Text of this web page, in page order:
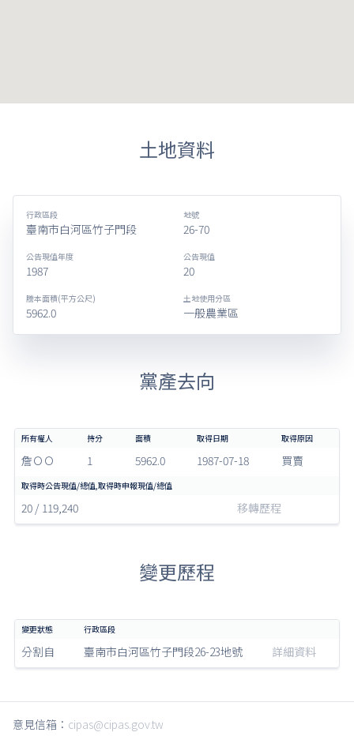
土地資料
行政區段
臺南市白河區竹子門段
地號
26-70
公告現值年度
1987
公告現值
20
謄本面積(平方公尺)
5962.0
土地使用分區
一般農業區
黨產去向
詹ＯＯ 1 5962.0 1987-07-18 買賣
20 / 119,240 移轉歷程
變更歷程
分割自 臺南市白河區竹子門段26-23地號 詳細資料
意見信箱： cipas@cipas.gov.tw